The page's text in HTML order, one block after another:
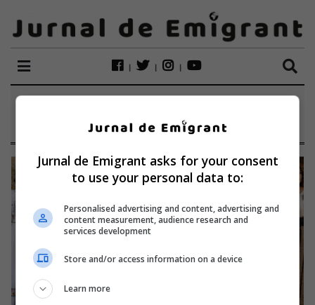
24 IUNIE
Jurnal de Emigrant asks for your consent
to use your personal data to:
Personalised advertising and content, advertising and
content measurement, audience research and
services development
Store and/or access information on a device
Learn more